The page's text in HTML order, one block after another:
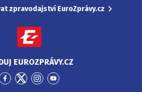
zpravodajství EuroZprávy.cz
EUROZPRÁVY.CZ
PřejítPřejítPřejítPřejít